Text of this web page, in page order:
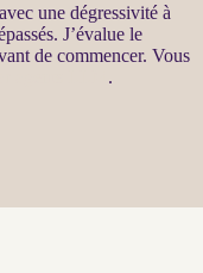
une dégressivité à
J’évalue le
de commencer. Vous
.